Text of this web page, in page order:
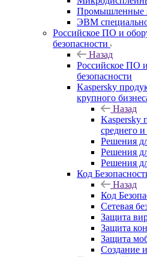
Промышленные
ЭВМ
Российское ПО и
безопасности
Назад
Российское ПО
безопасности
Kaspersky
крупного
Назад
Kaspersky
среднего
Решения
Решения
Решения
Код
Назад
Код
Сетевая
Защита
Защита
Защита
Создание